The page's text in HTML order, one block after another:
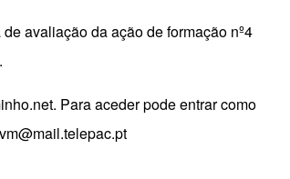
avaliação da ação de formação nº4
. Para aceder pode entrar como